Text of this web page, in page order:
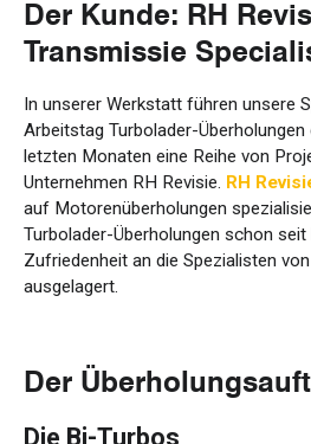
Der Kunde: RH
Transmissie
In unserer Werkstatt führen unsere
Arbeitstag Turbolader-Überholungen
letzten Monaten eine Reihe von
Unternehmen RH Revisie. RH
auf Motorenüberholungen
Turbolader-Überholungen schon
Zufriedenheit an die Spezialisten
ausgelagert.
Der
Die Bi-Turbos